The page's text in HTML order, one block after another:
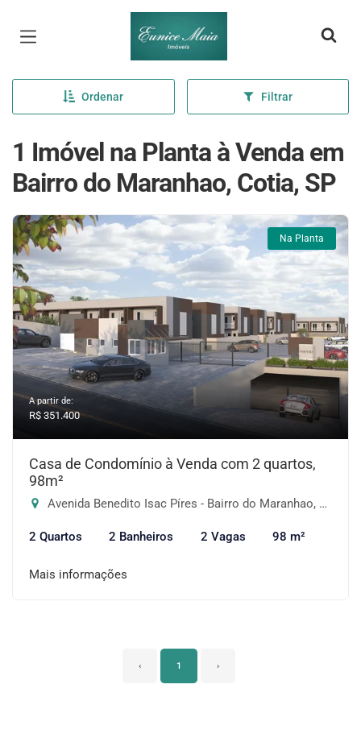
Página inicial
Ordenar Filtrar
1 Imóvel na Planta à Venda em
Bairro do Maranhao, Cotia, SP
Na Planta
A partir de:
R$ 351.400
Casa de Condomínio à Venda com 2 quartos,
98m²
Avenida Benedito Isac Píres - Bairro do Maranhao, Cotia-SP
2 Quartos 2 Banheiros 2 Vagas 98 m²
Mais informações
‹ 1 ›